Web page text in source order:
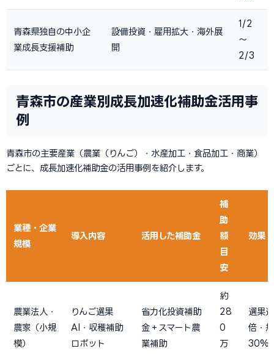
青森県独自の中小企
業成長支援補助
設備投資・雇用拡大・海外展
開
1/2
〜
2/3
青森市の産業別成長加速化補助金活用事
例
青森市の主要産業（農業（りんご）・水産加工・食品加工・商業）
ごとに、成長加速化補助金の活用事例を紹介します。
業種・企業
規模
導入内容 活用した補助金
補
助
額
目
安
効果
農業法人・
農家（小規
模）
りんご選果
AI・収穫補助
ロボット
省力化投資補助
金＋スマート農
業補助
約
28
0
万
選果
倍・
30%